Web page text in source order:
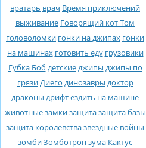
вратарь врач Время приключений
выживание Говорящий кот Том
головоломки гонки на джипах гонки
на машинах готовить еду грузовики
Губка Боб детскиеджипы джипы по
грязиДиего динозавры доктор
драконы дрифтездить на машине
животныезамкизащитазащита базы
защита королевствазвездные войны
зомбиЗомботронзума Кактус